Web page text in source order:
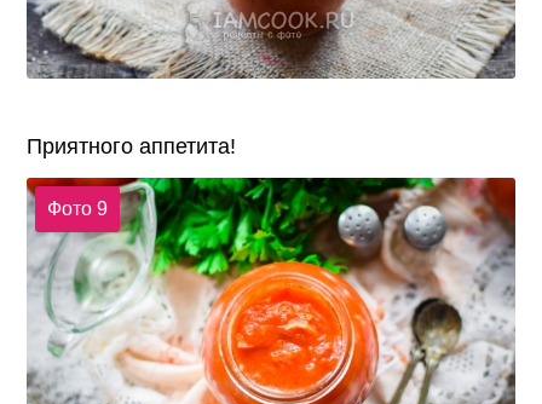
Приятного аппетита!
Фото 9